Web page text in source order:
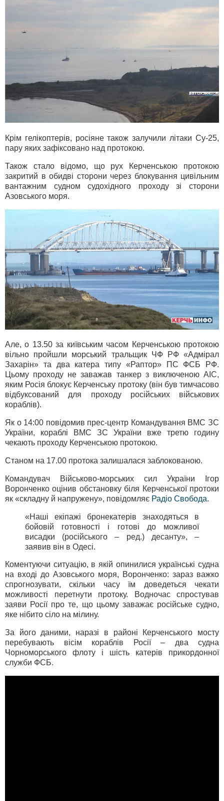
Крім гелікоптерів, росіяне також залучили літаки Су-25,
пару яких зафіксовано над протокою.
Також стало відомо, що рух Керченською протокою
закритий в обидві сторони через блокування цивільним
вантажним судном судохідного проходу зі сторони
Азовського моря.
Але, о 13.50 за київським часом Керченською протокою
вільно пройшли морський тральщик ЧФ РФ «Адмірал
Захарін» та два катера типу «Раптор» ПС ФСБ РФ.
Цьому проходу не заважав танкер з виключеною AIC,
яким Росія блокує Керченську протоку (він був тимчасово
відбуксований для проходу російських військових
кораблів).
Як о 14:00 повідомив прес-центр Командування ВМС ЗС
України, кораблі ВМС ЗС України вже третю годину
чекають проходу Керченською протокою.
Станом на 17.00 протока залишалася заблокованою.
Командувач Військово-морських сил України Ігор
Воронченко оцінив обстановку біля Керченської протоки
як «складну й напружену», повідомляє Радіо Свобода.
«Наші екіпажі бронекатерів знаходяться в
бойовій готовності і готові до можливої
висадки (російського – ред.) десанту», –
заявив він в Одесі.
Коментуючи ситуацію, в якій опинилися українські судна
на вході до Азовського моря, Воронченко: зараз важко
спрогнозувати, скільки часу їм доведеться чекати
можливості перетнути протоку. Водночас спростував
заяви Росії про те, що цьому заважає російське судно,
яке нібито сіло на мілину.
За його даними, наразі в районі Керченського мосту
перебувають вісім кораблів Росії – два судна
Чорноморського флоту і шість катерів прикордонної
служби ФСБ.